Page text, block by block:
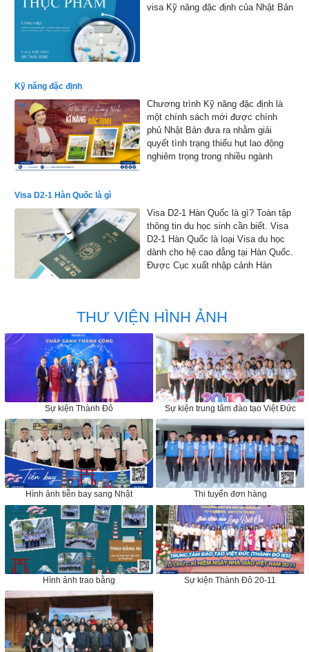
visa Kỹ năng đặc định của Nhật Bản
Kỹ năng đặc định
Chương trình Kỹ năng đặc định là
một chính sách mới được chính
phủ Nhật Bản đưa ra nhằm giải
quyết tình trạng thiếu hụt lao động
nghiêm trọng trong nhiều ngành
Visa D2-1 Hàn Quốc là gì
Visa D2-1 Hàn Quốc là gì? Toàn tập
thông tin du học sinh cần biết. Visa
D2-1 Hàn Quốc là loại Visa du học
dành cho hệ cao đẳng tại Hàn Quốc.
Được Cục xuất nhập cảnh Hàn
THƯ VIỆN HÌNH ẢNH
Sự kiện Thành Đô Sự kiện trung tâm đào tạo Việt Đức
Hình ảnh tiễn bay sang Nhật Thi tuyển đơn hàng
Hình ảnh trao bằng Sự kiện Thành Đô 20-11